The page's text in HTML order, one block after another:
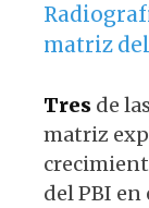
matriz
Tres de
matriz
del PBI